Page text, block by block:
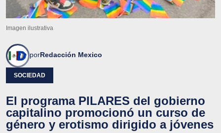
Imagen ilustrativa
porRedacción Mexico
SOCIEDAD
El programa PILARES del gobierno
capitalino promocionó un curso de
género y erotismo dirigido a jóvenes